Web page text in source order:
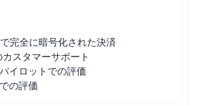
完全に暗号化された決済
スタマーサポート
イロットでの評価
の評価